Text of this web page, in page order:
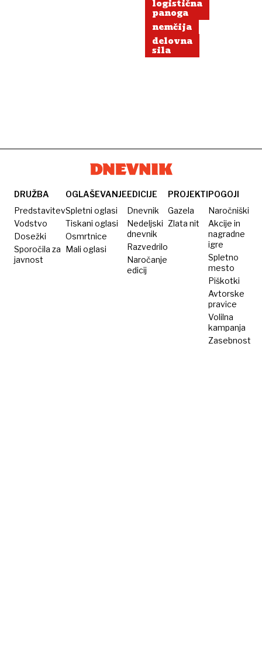
logistična
panoga
nemčija
delovna
sila
DRUŽBA
Predstavitev
Vodstvo
Dosežki
Sporočila za
javnost
OGLAŠEVANJE
Spletni oglasi
Tiskani oglasi
Osmrtnice
Mali oglasi
EDICIJE
Dnevnik
Nedeljski
dnevnik
Razvedrilo
Naročanje
edicij
PROJEKTI
Gazela
Zlata nit
POGOJI
Naročniški
Akcije in
nagradne
igre
Spletno
mesto
Piškotki
Avtorske
pravice
Volilna
kampanja
Zasebnost